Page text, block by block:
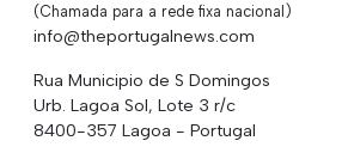
(Chamada para a rede fixa nacional)
info@theportugalnews.com
Rua Municipio de S Domingos
Urb. Lagoa Sol, Lote 3 r/c
8400-357 Lagoa - Portugal